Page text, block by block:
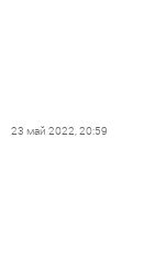
23 май 2022, 20:59